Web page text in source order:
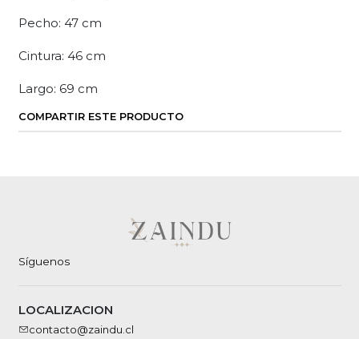
Pecho: 47 cm
Cintura: 46 cm
Largo: 69 cm
COMPARTIR ESTE PRODUCTO
Síguenos
LOCALIZACION
contacto@zaindu.cl